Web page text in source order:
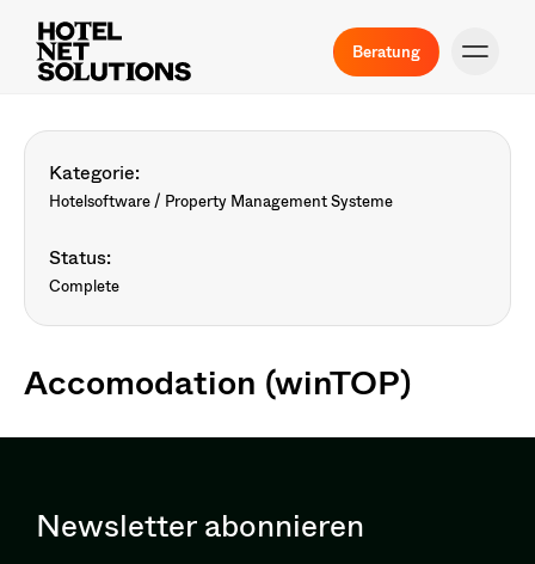
Beratung
Kategorie:
Hotelsoftware / Property Management Systeme
Status:
Complete
Accomodation (winTOP)
Newsletter abonnieren